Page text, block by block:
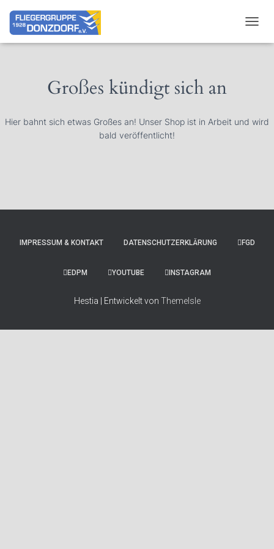
Großes kündigt sich an
Hier bahnt sich etwas Großes an! Unser Shop ist in Arbeit und wird
bald veröffentlicht!
IMPRESSUM & KONTAKT DATENSCHUTZERKLÄRUNG FGD
EDPM YOUTUBE INSTAGRAM
Hestia | Entwickelt von ThemeIsle